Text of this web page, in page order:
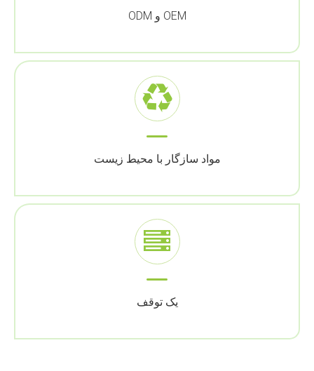
OEM و ODM
مواد سازگار با محیط زیست
یک توقف